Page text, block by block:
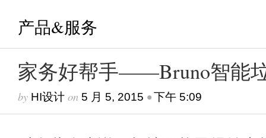
产品&服务
家务好帮手——Bruno智能
by HI设计 on 5 月 5, 2015 •下午 5:09